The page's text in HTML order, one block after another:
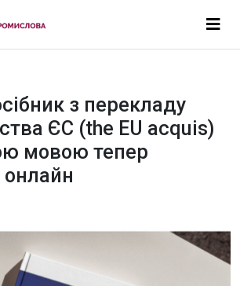
з перекладу
ЄС (the EU acquis)
мовою тепер